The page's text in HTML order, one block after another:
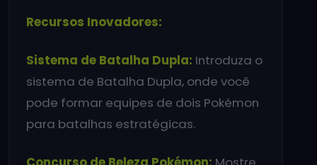
Recursos Inovadores:
Sistema de Batalha Dupla: Introduza o
sistema de Batalha Dupla, onde você
pode formar equipes de dois Pokémon
para batalhas estratégicas.